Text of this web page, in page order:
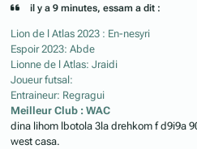
il y a 9 minutes, essam a dit :
Lion de l Atlas 2023 : En-nesyri
Espoir 2023: Abde
Lionne de l Atlas: Jraidi
Joueur futsal:
Entraineur: Regragui
Meilleur Club : WAC
dina lihom lbotola 3la drehkom f d9i9a
west casa.